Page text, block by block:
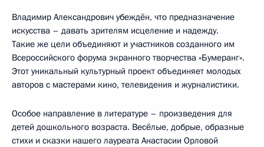
Владимир Александрович убеждён, что предназначение
искусства – давать зрителям исцеление и надежду.
Такие же цели объединяют и участников созданного им
Всероссийского форума экранного творчества «Бумеранг».
Этот уникальный культурный проект объединяет молодых
авторов с мастерами кино, телевидения и журналистики.
Особое направление в литературе – произведения для
детей дошкольного возраста. Весёлые, добрые, образные
стихи и сказки нашего лауреата Анастасии Орловой